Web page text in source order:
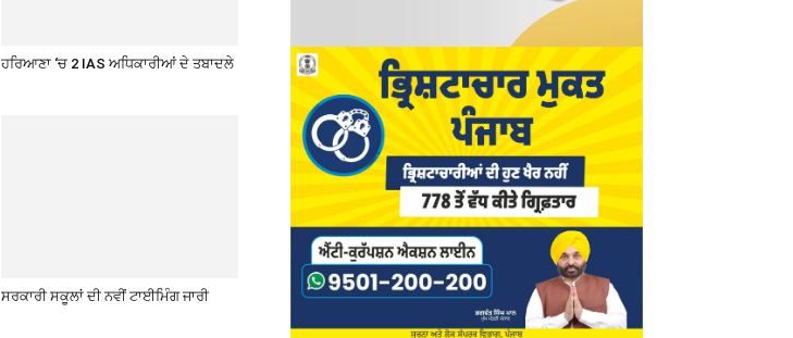
ਹਰਿਆਣਾ ‘ਚ 2 IAS ਅਧਿਕਾਰੀਆਂ ਦੇ ਤਬਾਦਲੇ
ਸਰਕਾਰੀ ਸਕੂਲਾਂ ਦੀ ਨਵੀਂ ਟਾਈਮਿੰਗ ਜਾਰੀ